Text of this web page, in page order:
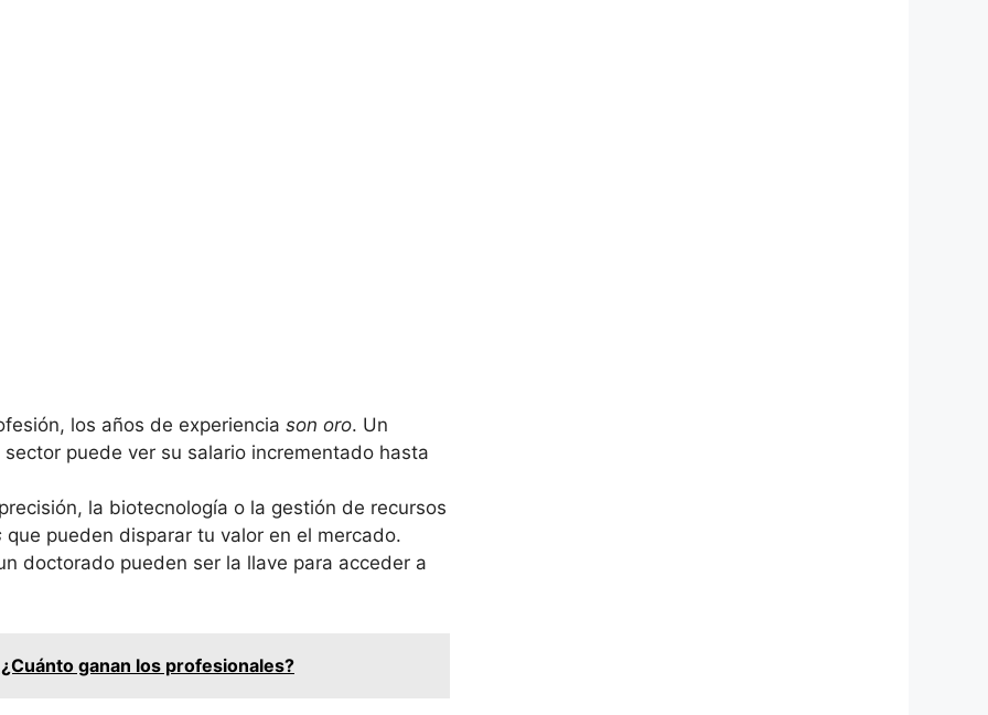
los años de experiencia son oro. Un
puede ver su salario incrementado hasta
la biotecnología o la gestión de recursos
que pueden disparar tu valor en el mercado.
doctorado pueden ser la llave para acceder a
ganan los profesionales?